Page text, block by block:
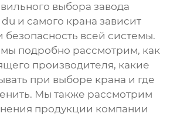
выборазавода
du и самого крана зависит
безопасность всей системы.
мы подробно рассмотрим, как
производителя, какие
при выборе крана и где
Мы также рассмотрим
продукции компании